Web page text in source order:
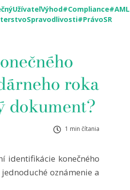
#Compliance#AML
#PrávoSR
roka
dokument?
1 min čítania
identifikácie konečného
oznámenie a